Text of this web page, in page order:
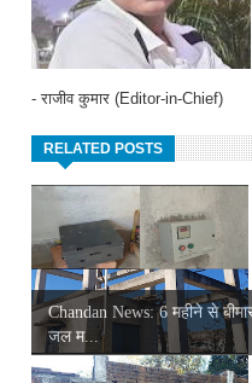
- राजीव कुमार (Editor-in-Chief)
RELATED POSTS
Chandan News: 6 महीने से
जल म...